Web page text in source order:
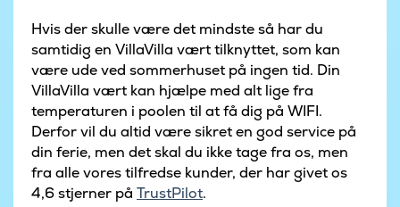
Hvis der skulle være det mindste så har du
samtidig en VillaVilla vært tilknyttet, som kan
være ude ved sommerhuset på ingen tid. Din
VillaVilla vært kan hjælpe med alt lige fra
temperaturen i poolen til at få dig på WIFI.
Derfor vil du altid være sikret en god service på
din ferie, men det skal du ikke tage fra os, men
fra alle vores tilfredse kunder, der har givet os
4,6 stjerner på TrustPilot.